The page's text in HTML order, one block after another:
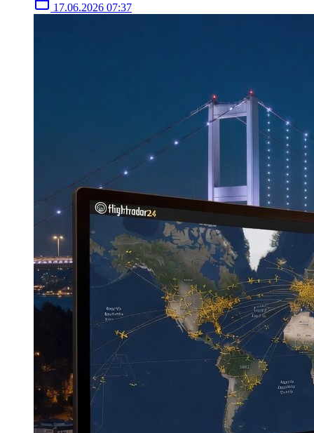
17.06.2026 07:37